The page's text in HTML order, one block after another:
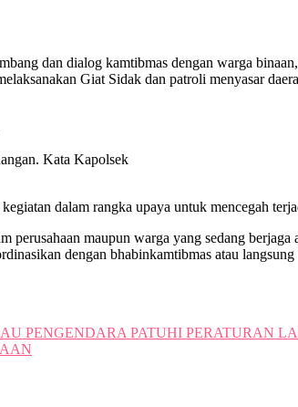
dan dialog kamtibmas dengan warga
Giat Sidak dan patroli menyasar
Kata Kapolsek
dalam rangka upaya untuk mencegah
perusahaan maupun warga yang sedang
dengan bhabinkamtibmas atau
PENGENDARA PATUHI PERATURAN